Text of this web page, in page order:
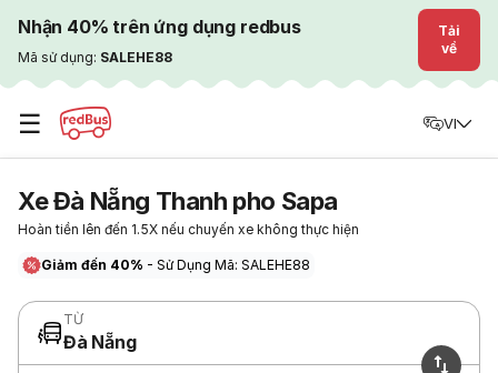
Nhận 40% trên ứng dụng redbus
Mã sử dụng: SALEHE88
Tải
về
☰ VI
Xe Đà Nẵng Thanh pho Sapa
Hoàn tiền lên đến 1.5X nếu chuyến xe không thực hiện
Giảm đến 40% - Sử Dụng Mã: SALEHE88
TỪ
Đà Nẵng